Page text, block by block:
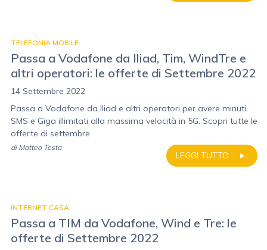
TELEFONIA MOBILE
Passa a Vodafone da Iliad, Tim, WindTre e
altri operatori: le offerte di Settembre 2022
14 Settembre 2022
Passa a Vodafone da Iliad e altri operatori per avere minuti,
SMS e Giga illimitati alla massima velocità in 5G. Scopri tutte le
offerte di settembre
LEGGI TUTTO
di Matteo Testa
INTERNET CASA
Passa a TIM da Vodafone, Wind e Tre: le
offerte di Settembre 2022